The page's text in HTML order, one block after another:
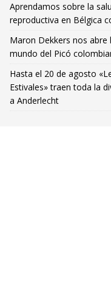
Aprendamos sobre la
reproductiva en Bélgica
Maron Dekkers nos abre
mundo del Picó
Hasta el 20 de agosto
Estivales» traen toda la
a Anderlecht